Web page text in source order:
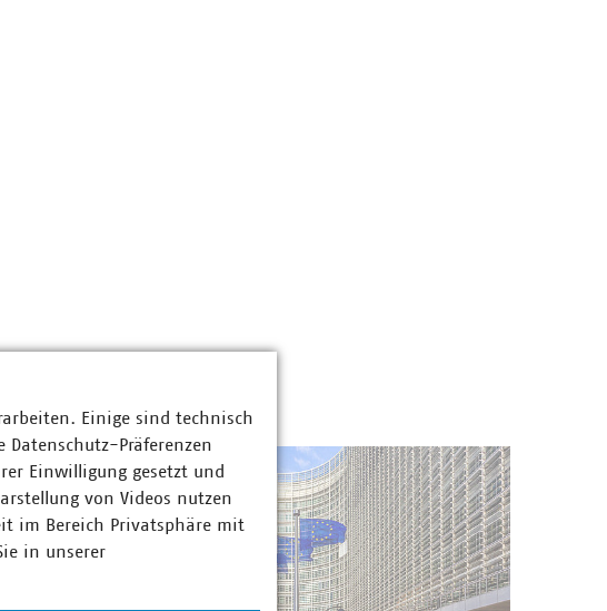
Einige sind technisch
Präferenzen
Einwilligung gesetzt und
von Videos nutzen
im Bereich Privatsphäre mit
in unserer